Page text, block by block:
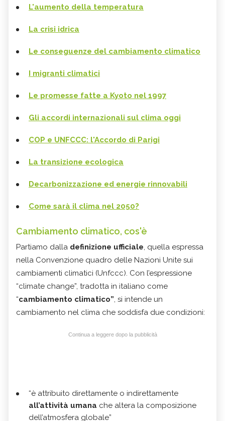
L'aumento della temperatura
La crisi idrica
Le conseguenze del cambiamento climatico
I migranti climatici
Le promesse fatte a Kyoto nel 1997
Gli accordi internazionali sul clima oggi
COP e UNFCCC: l'Accordo di Parigi
La transizione ecologica
Decarbonizzazione ed energie rinnovabili
Come sarà il clima nel 2050?
Cambiamento climatico, cos'è
Partiamo dalla definizione ufficiale, quella espressa
nella Convenzione quadro delle Nazioni Unite sui
cambiamenti climatici (Unfccc). Con l’espressione
“climate change”, tradotta in italiano come
“cambiamento climatico”, si intende un
cambiamento nel clima che soddisfa due condizioni:
Continua a leggere dopo la pubblicità
“è attribuito direttamente o indirettamente
all’attività umana che altera la composizione
dell’atmosfera globale”